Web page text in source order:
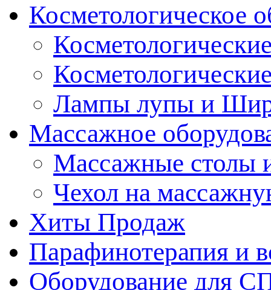
Косметологическое
Лампы лупы и
Массажное
Массажные столы
Чехол на
Хиты Продаж
Парафинотерапия и
Оборудование для